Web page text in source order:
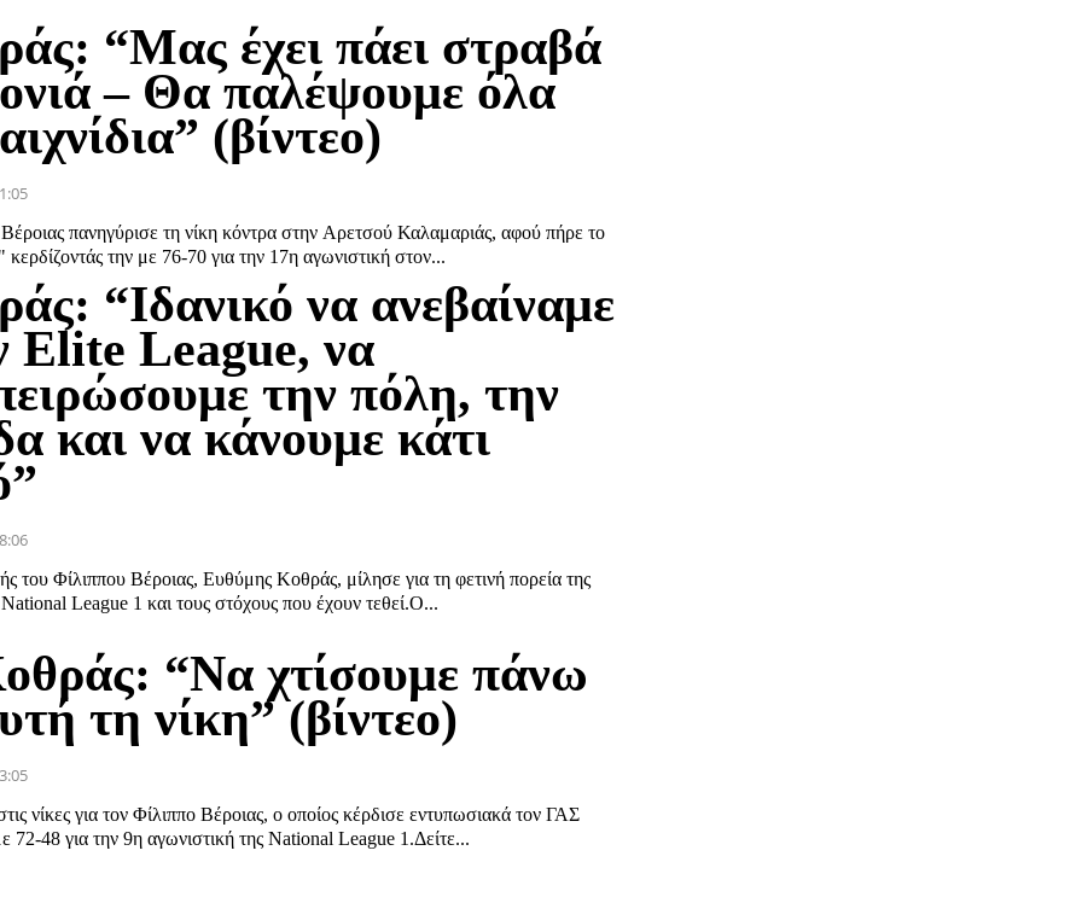
“Μας έχει πάει στραβά
– Θα παλέψουμε όλα
(βίντεο)
πανηγύρισε τη νίκη κόντρα στην Αρετσού Καλαμαριάς, αφού πήρε το
την με 76-70 για την 17η αγωνιστική στον...
“Ιδανικό να ανεβαίναμε
Elite League, να
την πόλη, την
και να κάνουμε κάτι
του Φίλιππου Βέροιας, Ευθύμης Κοθράς, μίλησε για τη φετινή πορεία της
League 1 και τους στόχους που έχουν τεθεί.Ο...
“Να χτίσουμε πάνω
τη νίκη” (βίντεο)
νίκες για τον Φίλιππο Βέροιας, ο οποίος κέρδισε εντυπωσιακά τον ΓΑΣ
72-48 για την 9η αγωνιστική της National League 1.Δείτε...